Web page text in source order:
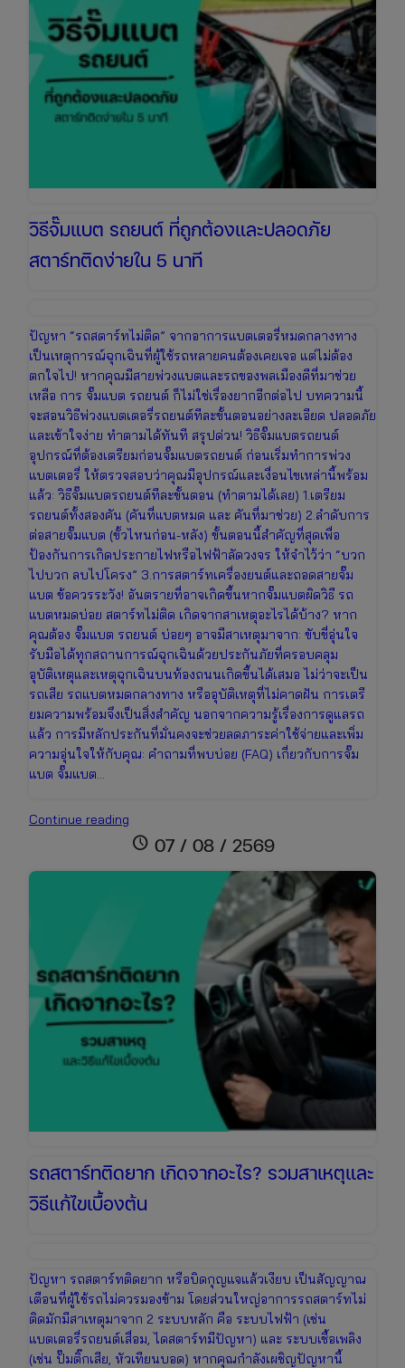
วิธีจั๊มแบต รถยนต์ ที่ถูกต้องและปลอดภัย
สตาร์ทติดง่ายใน 5 นาที
ปัญหา “รถสตาร์ทไม่ติด” จากอาการแบตเตอรี่หมดกลางทาง
เป็นเหตุการณ์ฉุกเฉินที่ผู้ใช้รถหลายคนต้องเคยเจอ แต่ไม่ต้อง
ตกใจไป! หากคุณมีสายพ่วงแบตและรถของพลเมืองดีที่มาช่วย
เหลือ การ จั๊มแบต รถยนต์ ก็ไม่ใช่เรื่องยากอีกต่อไป บทความนี้
จะสอนวิธีพ่วงแบตเตอรี่รถยนต์ทีละขั้นตอนอย่างละเอียด ปลอดภัย
และเข้าใจง่าย ทำตามได้ทันที สรุปด่วน! วิธีจั๊มแบตรถยนต์
อุปกรณ์ที่ต้องเตรียมก่อนจั๊มแบตรถยนต์ ก่อนเริ่มทำการพ่วง
แบตเตอรี่ ให้ตรวจสอบว่าคุณมีอุปกรณ์และเงื่อนไขเหล่านี้พร้อม
แล้ว: วิธีจั๊มแบตรถยนต์ทีละขั้นตอน (ทำตามได้เลย) 1.เตรียม
รถยนต์ทั้งสองคัน (คันที่แบตหมด และ คันที่มาช่วย) 2.ลำดับการ
ต่อสายจั๊มแบต (ขั้วไหนก่อน-หลัง) ขั้นตอนนี้สำคัญที่สุดเพื่อ
ป้องกันการเกิดประกายไฟหรือไฟฟ้าลัดวงจร ให้จำไว้ว่า “บวก
ไปบวก ลบไปโครง” 3.การสตาร์ทเครื่องยนต์และถอดสายจั๊ม
แบต ข้อควรระวัง! อันตรายที่อาจเกิดขึ้นหากจั๊มแบตผิดวิธี รถ
แบตหมดบ่อย สตาร์ทไม่ติด เกิดจากสาเหตุอะไรได้บ้าง? หาก
คุณต้อง จั๊มแบต รถยนต์ บ่อยๆ อาจมีสาเหตุมาจาก: ขับขี่อุ่นใจ
รับมือได้ทุกสถานการณ์ฉุกเฉินด้วยประกันภัยที่ครอบคลุม
อุบัติเหตุและเหตุฉุกเฉินบนท้องถนนเกิดขึ้นได้เสมอ ไม่ว่าจะเป็น
รถเสีย รถแบตหมดกลางทาง หรืออุบัติเหตุที่ไม่คาดฝัน การเตรี
ยมความพร้อมจึงเป็นสิ่งสำคัญ นอกจากความรู้เรื่องการดูแลรถ
แล้ว การมีหลักประกันที่มั่นคงจะช่วยลดภาระค่าใช้จ่ายและเพิ่ม
ความอุ่นใจให้กับคุณ: คำถามที่พบบ่อย (FAQ) เกี่ยวกับการจั๊ม
แบต จั๊มแบต…
Continue reading
จั๊ม
ปลอดภัย
สตาร์ท
ติด
ง่าย
ใน
schedule 07 / 08 / 2569
รถสตาร์ทติดยาก เกิดจากอะไร? รวมสาเหตุและ
วิธีแก้ไขเบื้องต้น
ปัญหา รถสตาร์ทติดยาก หรือบิดกุญแจแล้วเงียบ เป็นสัญญาณ
เตือนที่ผู้ใช้รถไม่ควรมองข้าม โดยส่วนใหญ่อาการรถสตาร์ทไม่
ติดมักมีสาเหตุมาจาก 2 ระบบหลัก คือ ระบบไฟฟ้า (เช่น
แบตเตอรี่รถยนต์เสื่อม, ไดสตาร์ทมีปัญหา) และ ระบบเชื้อเพลิง
(เช่น ปั๊มติ๊กเสีย, หัวเทียนบอด) หากคุณกำลังเผชิญปัญหานี้